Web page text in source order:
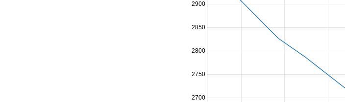
2700
2750
2800
2850
2900